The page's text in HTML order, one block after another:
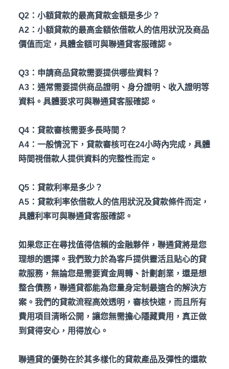
Q2 ：小額貸款的最高貸款金額是多少？
A2 ：小額貸款的最高金額依借款人的信用狀況及商品
價值而定，具體金額可與聯通貸客服確認。
Q3 ：申請商品貸款需要提供哪些資料？
A3 ：通常需要提供商品證明、身分證明、收入證明等
資料。具體要求可與聯通貸客服確認。
Q4 ：貸款審核需要多長時間？
A4 ：一般情況下，貸款審核可在24小時內完成，具體
時間視借款人提供資料的完整性而定。
Q5 ：貸款利率是多少？
A5 ：貸款利率依借款人的信用狀況及貸款條件而定，
具體利率可與聯通貸客服確認。
如果您正在尋找值得信賴的金融夥伴，聯通貸將是您
理想的選擇。我們致力於為客戶提供靈活且貼心的貸
款服務，無論您是需要資金周轉、計劃創業，還是想
整合債務，聯通貸都能為您量身定制最適合的解決方
案。我們的貸款流程高效透明，審核快速，而且所有
費用項目清晰公開，讓您無需擔心隱藏費用，真正做
到貸得安心，用得放心。
聯通貸的優勢在於其多樣化的貸款產品及彈性的還款